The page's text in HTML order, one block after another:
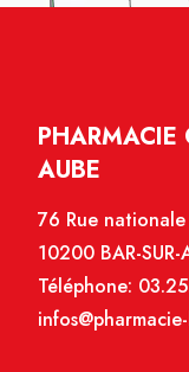
PHARMACIE
AUBE
76 Rue nationale
10200 BAR-SUR-
Téléphone: